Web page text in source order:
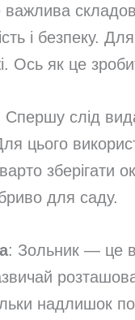
і безпеку.
Ось як це
Спершу слід
цього
зберігати
для саду.
: Зольник — це
надлишок